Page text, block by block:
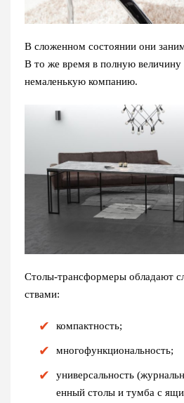
В сложенном состоянии они
В то же время в полную величину
немаленькую компанию.
Столы-трансформеры обладают
ствами:
компактность;
многофункциональность;
универсальность
енный столы и тумба с